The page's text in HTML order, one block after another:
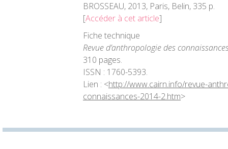
BROSSEAU, 2013, Paris, Belin, 335 p.
[Accéder à cet article]
Fiche technique
Revue d’anthropologie des
310 pages.
ISSN : 1760-5393.
Lien : <http://www.cairn.info/revue-
connaissances-2014-2.htm>